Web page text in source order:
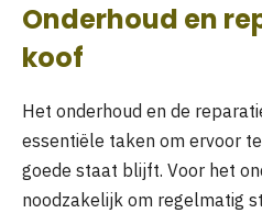
Onderhoud en
koof
Het onderhoud en de
essentiële taken om ervoor
goede staat blijft. Voor het
noodzakelijk om regelmatig